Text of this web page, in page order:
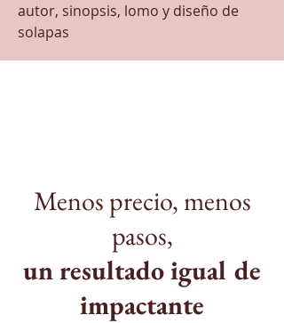
autor, sinopsis, lomo y diseño de
solapas
Menos precio, menos
pasos,
un resultado igual de
impactante